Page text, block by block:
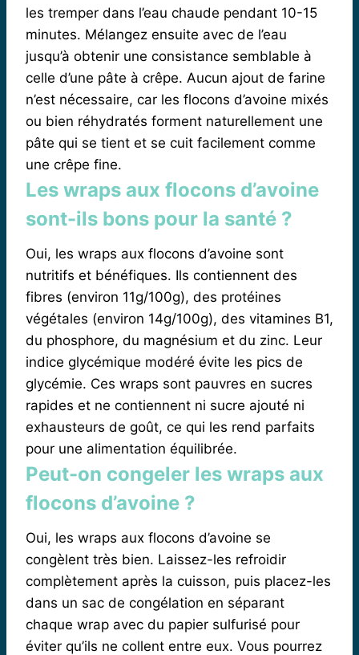
les tremper dans l’eau chaude pendant 10-15
minutes. Mélangez ensuite avec de l’eau
jusqu’à obtenir une consistance semblable à
celle d’une pâte à crêpe. Aucun ajout de farine
n’est nécessaire, car les flocons d’avoine mixés
ou bien réhydratés forment naturellement une
pâte qui se tient et se cuit facilement comme
une crêpe fine.
Les wraps aux flocons d’avoine
sont-ils bons pour la santé ?
Oui, les wraps aux flocons d’avoine sont
nutritifs et bénéfiques. Ils contiennent des
fibres (environ 11g/100g), des protéines
végétales (environ 14g/100g), des vitamines B1,
du phosphore, du magnésium et du zinc. Leur
indice glycémique modéré évite les pics de
glycémie. Ces wraps sont pauvres en sucres
rapides et ne contiennent ni sucre ajouté ni
exhausteurs de goût, ce qui les rend parfaits
pour une alimentation équilibrée.
Peut-on congeler les wraps aux
flocons d’avoine ?
Oui, les wraps aux flocons d’avoine se
congèlent très bien. Laissez-les refroidir
complètement après la cuisson, puis placez-les
dans un sac de congélation en séparant
chaque wrap avec du papier sulfurisé pour
éviter qu’ils ne collent entre eux. Vous pourrez